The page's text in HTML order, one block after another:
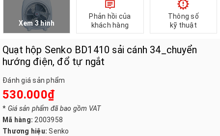
Xem 3 hình
Phản hồi của
khách hàng
Thông số
kỹ thuật
Quạt hộp Senko BD1410 sải cánh 34_chuyển
hướng điện, đổ tự ngắt
Đánh giá sản phẩm
530.000₫
* Giá sản phẩm đã bao gồm VAT
Mã hàng: 2003958
Thương hiệu: Senko